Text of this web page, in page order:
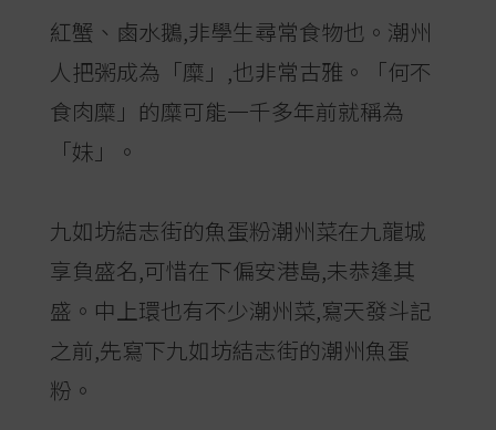
紅蟹、鹵水鵝,非學生尋常食物也。潮州
人把粥成為「糜」,也非常古雅。「何不
食肉糜」的糜可能一千多年前就稱為
「妹」。
九如坊結志街的魚蛋粉潮州菜在九龍城
享負盛名,可惜在下偏安港島,未恭逢其
盛。中上環也有不少潮州菜,寫天發斗記
之前,先寫下九如坊結志街的潮州魚蛋
粉。